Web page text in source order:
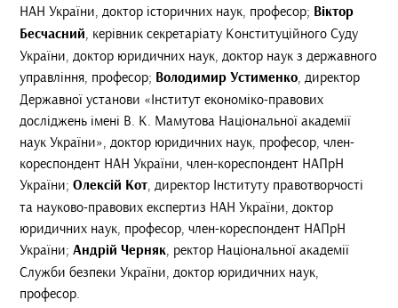
НАН України, доктор історичних наук, професор; Віктор
Бесчасний, керівник секретаріату Конституційного Суду
України, доктор юридичних наук, доктор наук з державного
управління, професор; Володимир Устименко, директор
Державної установи «Інститут економіко-правових
досліджень імені В. К. Мамутова Національної академії
наук України», доктор юридичних наук, професор, член-
кореспондент НАН України, член-кореспондент НАПрН
України; Олексій Кот, директор Інституту правотворчості
та науково-правових експертиз НАН України, доктор
юридичних наук, професор, член-кореспондент НАПрН
України;Андрій Черняк, ректор Національної академії
Служби безпеки України, доктор юридичних наук,
професор.